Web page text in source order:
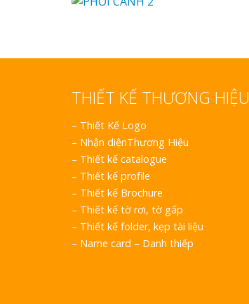
THIẾT KẾ THƯƠNG HIỆU
– Thiết Kế Logo
– Nhận diệnThương Hiệu
– Thiết kế catalogue
– Thiết kế profile
– Thiết kế Brochure
– Thiết kế tờ rơi, tờ gấp
– Thiết kế folder, kẹp tài liệu
– Name card – Danh thiếp